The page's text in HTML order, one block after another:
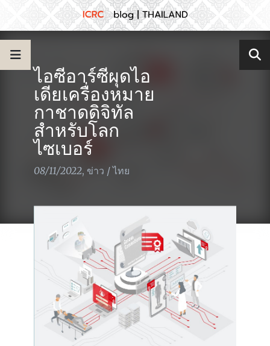
ไอซีอาร์ซีผุดไอ
เดียเครื่องหมาย
กาชาดดิจิทัล
สำหรับโลก
ไซเบอร์
08/11/2022, ข่าว /ไทย